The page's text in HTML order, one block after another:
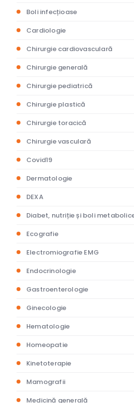
Boli infecțioase
Cardiologie
Chirurgie cardiovasculară
Chirurgie generală
Chirurgie pediatrică
Chirurgie plastică
Chirurgie toracică
Chirurgie vasculară
Covid19
Dermatologie
DEXA
Diabet, nutriție și boli
Ecografie
Electromiografie EMG
Endocrinologie
Gastroenterologie
Ginecologie
Hematologie
Homeopatie
Kinetoterapie
Mamografii
Medicină generală